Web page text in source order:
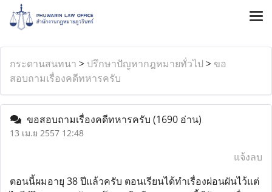
กระดานสนทนา > ปรึกษาปัญหากฎหมายทั่วไป > ขอ
สอบถามเรื่องคดีทหารครับ
ขอสอบถามเรื่องคดีทหารครับ (1690 อ่าน)
13 เม.ย 2557 12:48
แจ้งลบ
ตอนนี้ผมอายุ 38 ปีแล้วครับ ตอนเรียนได้ทำเรื่องผ่อนผันไว้แต่